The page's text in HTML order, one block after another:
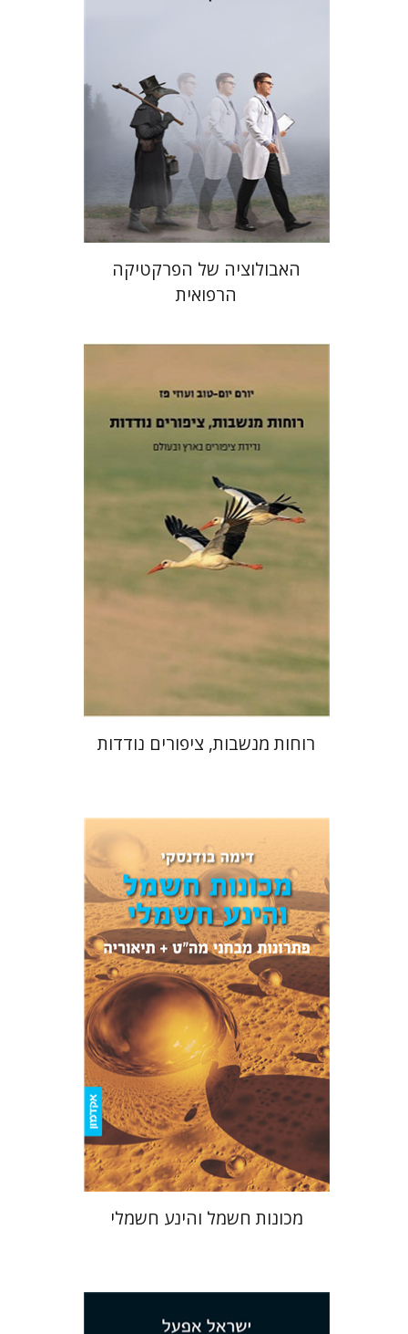
הנחת אתר ספר מודפס
$42
$38
האבולוציה של הפרקטיקה
הרפואית
יורם יום-טוב עוזי פז
רוחות מנשבות, ציפורים נודדות
דימה בודנסקי
הנחת אתר ספר מודפס
$43
$39
מכונות חשמל והינע חשמלי